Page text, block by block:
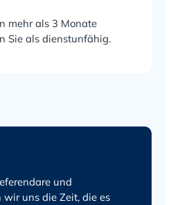
mehr als 3 Monate
Sie als dienstunfähig.
und
uns die Zeit, die es